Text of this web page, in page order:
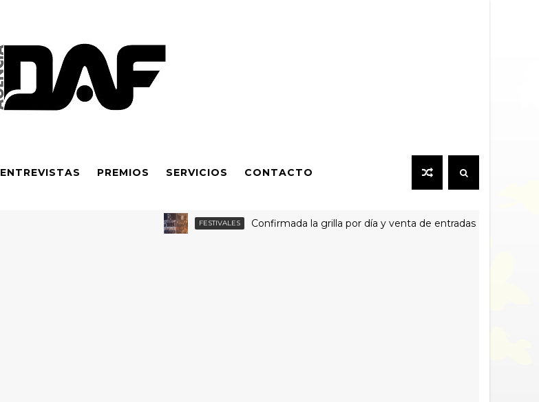
ENTREVISTAS PREMIOS SERVICIOS CONTACTO
FESTIVALES Confirmada la grilla por día y venta de entradas individuales para